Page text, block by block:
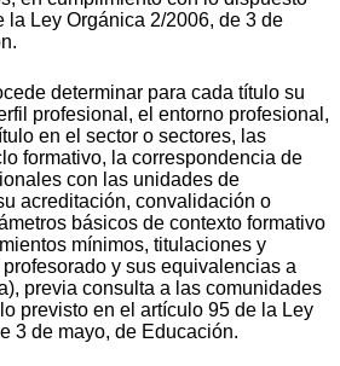
la Ley Orgánica 2/2006, de 3 de
determinar para cada título su
profesional, el entorno profesional,
en el sector o sectores, las
formativo, la correspondencia de
con las unidades de
acreditación, convalidación o
básicos de contexto formativo
mínimos, titulaciones y
y sus equivalencias a
previa consulta a las comunidades
previsto en el artículo 95 de la Ley
3 de mayo, de Educación.